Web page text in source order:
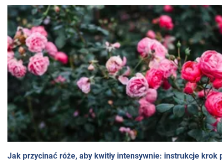
Jak przycinać róże, aby kwitły intensywnie: instrukcje krok